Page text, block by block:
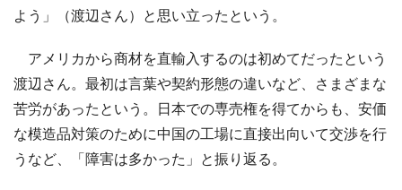
よう」（渡辺さん）と思い立ったという。
アメリカから商材を直輸入するのは初めてだったという
渡辺さん。最初は言葉や契約形態の違いなど、さまざまな
苦労があったという。日本での専売権を得てからも、安価
な模造品対策のために中国の工場に直接出向いて交渉を行
うなど、「障害は多かった」と振り返る。